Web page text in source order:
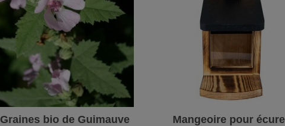
Graines bio de Guimauve
Mangeoire pour